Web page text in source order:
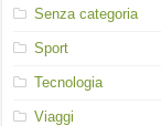
Senza categoria
Sport
Tecnologia
Viaggi